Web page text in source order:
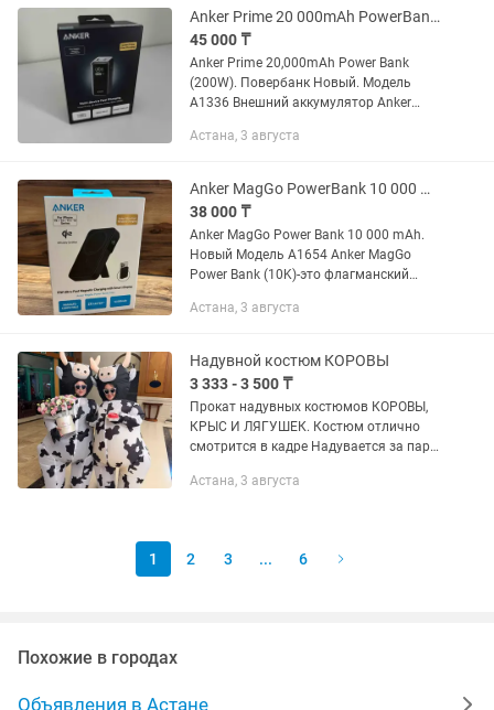
Anker Prime 20 000mAh PowerBank (200W) A1336
45 000 ₸
Anker Prime 20,000mAh Power Bank
(200W). Повербанк Новый. Модель
A1336 Внешний аккумулятор Anker
(модель A1336) — это высокомощное
Астана, 3 августа
Anker MagGo PowerBank 10 000 mAh A1654
38 000 ₸
Anker MagGo Power Bank 10 000 mAh.
Новый Модель A1654 Anker MagGo
Power Bank (10K)-это флагманский
емкостью 10 000 мАч, который
информативного...
Астана, 3 августа
Надувной костюм КОРОВЫ
3 333 - 3 500 ₸
Прокат надувных костюмов КОРОВЫ,
КРЫС И ЛЯГУШЕК. Костюм отлично
смотрится в кадре Надувается за пару
Прокат по доступной цене: 1 костюм
Астана, 3 августа
1 2 3 ... 6
Похожие в городах
Объявления в Астане